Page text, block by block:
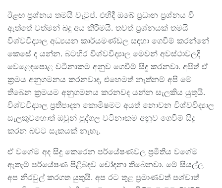
ඊළඟ ප්‍රශ්නය තමයි වැටුප්. එහිදී ඔබේ ප්‍රධාන ප්‍රශ්නය වී
ඇත්තේ වත්මන් බදු අය කිරීමයි. තවත් ප්‍රශ්නයක් තමයි
විශ්වවිද්‍යාල අධ්‍යයන කාර්යමණ්ඩල සඳහා ගෙවීම් කරන්නේ
කෙසේ ද යන්න. බටහිර විශ්වවිද්‍යාල මෙවන් අවස්ථාවලදී
වෙළෙඳපොළ වටිනාකම අනුව ගෙවීම් සිදු කරනවා. අපිත් ඒ
ක්‍රමය අනුගමනය කරනවාද, එහෙමත් නැත්නම් අපි මේ
තිබෙන ක්‍රමයම අනුගමනය කරනවද යන්න සැලකිය යුතුයි.
විශ්වවිද්‍යාල ප්‍රතිපාදන කොමිෂමට අයත් නොවන විශ්වවිද්‍යාල
සැලකුවහොත් ඔවුන් පුද්ගල වටිනාකම අනුව ගෙවීම් සිදු
කරන බවට සැකයක් නැහැ.
ඒ වගේම අද සිදු කෙරෙන පර්යේෂණවල ප්‍රමිතිය වගේම
ඇතැම් පර්යේෂණ පිළිබඳව චෝදනා තිබෙනවා. මේ සියල්ල
අප නිරවුල් කරගත යුතුයි. අප රට තුළ ප්‍රමාණවත් පශ්චාත්